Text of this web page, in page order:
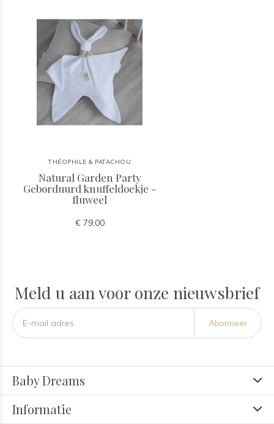
THÉOPHILE & PATACHOU
Natural Garden Party
Geborduurd knuffeldoekje -
fluweel
€ 79,00
Meld u aan voor onze nieuwsbrief
Abonneer
Baby Dreams
Informatie